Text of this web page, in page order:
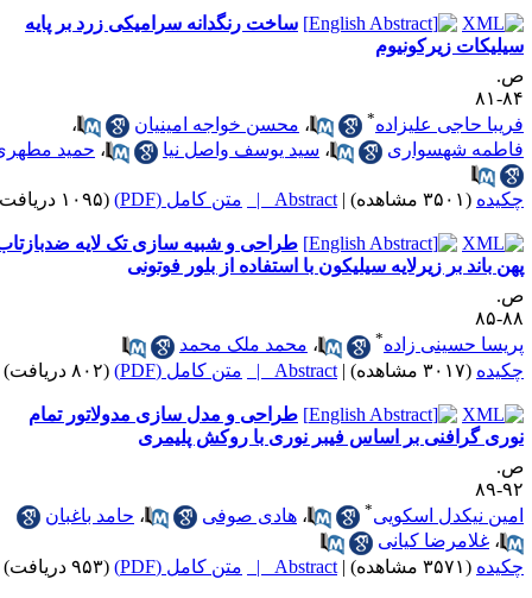
ساخت رنگدانه سرامیکی زرد بر پایه
زیرکونیوم
۸۱
حاجی علیزاده
،محسن خواجه امینیان
،
شهسواری
،سید یوسف واصل نیا ،حمید مطهری
(۳۵۰۱ مشاهده) |
Abstract | متن کامل (PDF) (۱۰۹۵ دریافت)
طراحی و شبیه سازی تک لایه ضدبازتاب
باند بر زیرلایه سیلیکون با استفاده از بلور فوتونی
۸۵
حسینی زاده* ،محمد ملک محمد
(۳۰۱۷ مشاهده) |
Abstract | متن کامل (PDF) (۸۰۲ دریافت)
طراحی و مدل سازی مدولاتور تمام
گرافنی بر اساس فیبر نوری با روکش پلیمری
۸۹
نیکدل اسکویی
،هادی صوفی ،حامد باغبان
،غلامرضا کیانی
(۳۵۷۱ مشاهده) |
Abstract | متن کامل (PDF) (۹۵۳ دریافت)